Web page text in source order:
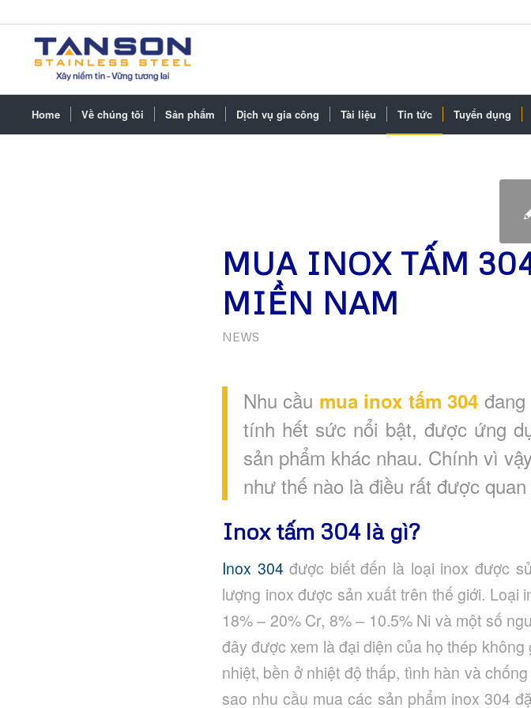
Home Về chúng tôi Sản phẩm Dịch vụ gia công Tài liệu Tin tức Tuyển dụng
MUA INOX TẤM
MIỀN NAM
NEWS
Nhu cầu mua inox tấm 304
tính hết sức nổi bật, được ứng
sản phẩm khác nhau. Chính vì
như thế nào là điều rất được quan
Inox tấm 304 là gì?
Inox 304được biết đến là loại inox được
lượng inox được sản xuất trên thế giới. Loại
18% – 20% Cr, 8% – 10.5% Ni và một số
đây được xem là đại diện của họ thép
nhiệt, bền ở nhiệt độ thấp, tình hàn và
sao nhu cầu mua các sản phẩm inox 304